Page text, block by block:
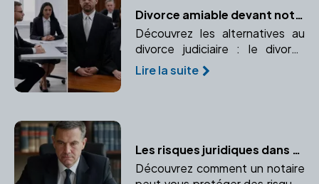
Divorce amiable devant notaire ou procédure judiciaire : quelles différences ?
Découvrez les alternatives au
divorce judiciaire : le divorce
amiable devant notaire et la
procédure judiciaire. Comparez
Lire la suite
Les risques juridiques dans une transaction immobilière : Le rôle protecteur du notaire
Découvrez comment un notaire